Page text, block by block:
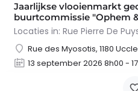
Jaarlijkse vlooienmarkt
buurtcommissie "Ophem
Rue des Myosotis, 1180 Uccle
13 september 2026 8h00 -